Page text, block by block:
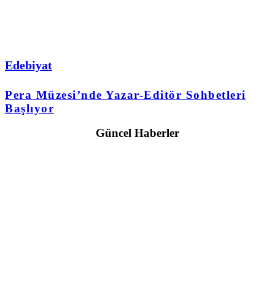
Edebiyat
Pera Müzesi’nde Yazar-Editör Sohbetleri
Başlıyor
Güncel Haberler